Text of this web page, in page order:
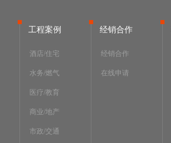
工程案例
酒店/住宅
水务/燃气
医疗/教育
商业/地产
市政/交通
经销合作
经销合作
在线申请